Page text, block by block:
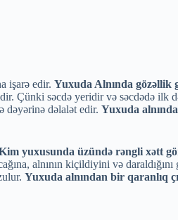
işarə edir. Yuxuda Alnında gözəllik
Çünki səcdə yeridir və səcdədə ilk
dəyərinə dəlalət edir. Yuxuda
yuxusunda üzündə rəngli xətt
alnının kiçildiyini və
Yuxuda alnından bir qaranlıq